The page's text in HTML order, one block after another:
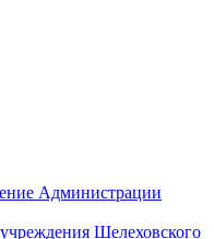
Администрации
Шелеховского